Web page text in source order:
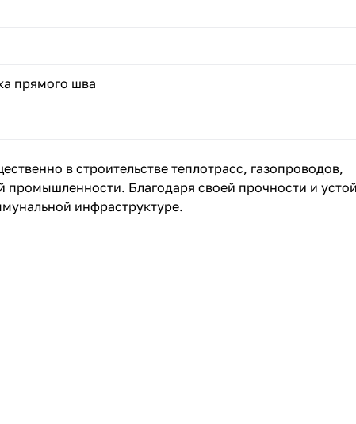
прямого шва
в строительстве теплотрасс, газопроводов,
Благодаря своей прочности и
инфраструктуре.